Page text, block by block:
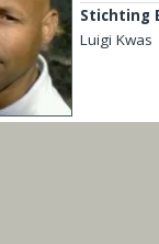
Stichting
Luigi Kwas